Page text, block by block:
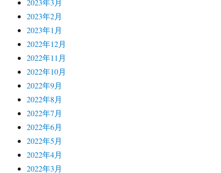
2023年3月
2023年2月
2023年1月
2022年12月
2022年11月
2022年10月
2022年9月
2022年8月
2022年7月
2022年6月
2022年5月
2022年4月
2022年3月